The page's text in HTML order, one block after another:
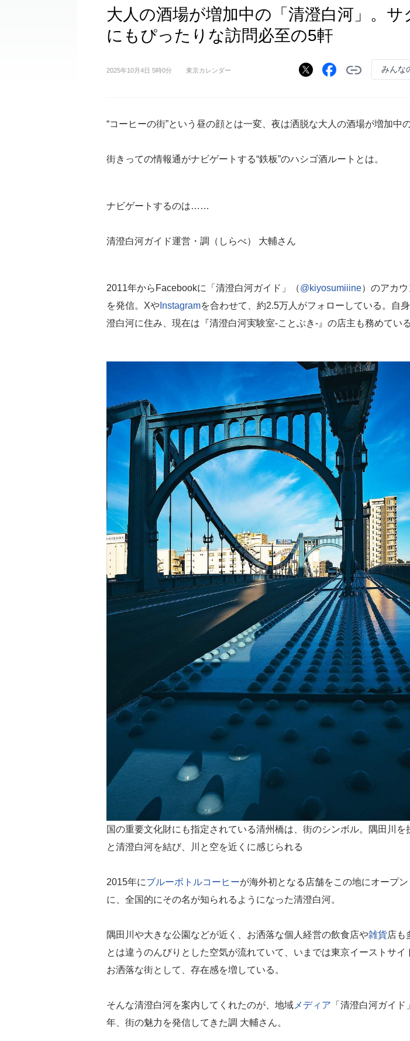
大人の酒場が増加中の「清澄白河」。サ
にもぴったりな訪問必至の5軒
2025年10月4日 5時0分 東京カレンダー みんな
“コーヒーの街”という昼の顔とは一変、夜は洒脱な大人の酒場が増加中
街きっての情報通がナビゲートする“鉄板”のハシゴ酒ルートとは。
ナビゲートするのは……
清澄白河ガイド運営・調（しらべ） 大輔さん
2011年からFacebookに「清澄白河ガイド」（@kiyosumiiine）のアカ
を発信。Xや Instagramを合わせて、約2.5万人がフォローしている。自
澄白河に住み、現在は『清澄白河実験室-ことぶき-』の店主も務めている
国の重要文化財にも指定されている清州橋は、街のシンボル。隅田川を
と清澄白河を結び、川と空を近くに感じられる
2015年にブルーボトルコーヒーが海外初となる店舗をこの地にオープ
に、全国的にその名が知られるようになった清澄白河。
隅田川や大きな公園などが近く、お洒落な個人経営の飲食店や雑貨店も
とは違うのんびりとした空気が流れていて、いまでは東京イーストサイ
お洒落な街として、存在感を増している。
そんな清澄白河を案内してくれたのが、地域 メディア 「清澄白河ガイ
年、街の魅力を発信してきた調 大輔さん。